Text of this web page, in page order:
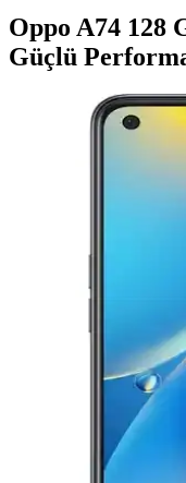
Oppo A74 128
Güçlü